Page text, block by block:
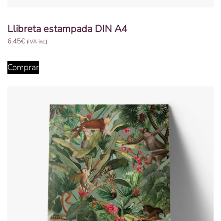
Llibreta estampada DIN A4
6,45€ (IVA inc.)
Comprar